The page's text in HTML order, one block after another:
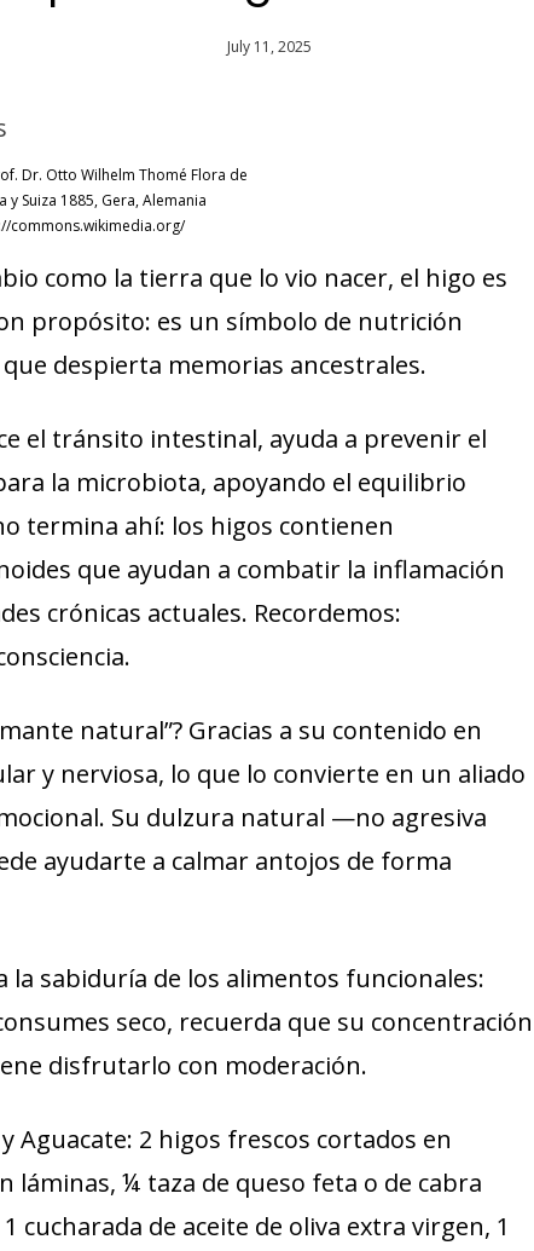
July 11, 2025
Dr. Otto Wilhelm Thomé Flora de
y Suiza 1885, Gera, Alemania
commons.wikimedia.org/
como la tierra que lo vio nacer, el higo es
propósito: es un símbolo de nutrición
despierta memorias ancestrales.
el tránsito intestinal, ayuda a prevenir el
la microbiota, apoyando el equilibrio
termina ahí: los higos contienen
que ayudan a combatir la inflamación
crónicas actuales. Recordemos:
natural”? Gracias a su contenido en
y nerviosa, lo que lo convierte en un aliado
Su dulzura natural —no agresiva
ayudarte a calmar antojos de forma
la sabiduría de los alimentos funcionales:
seco, recuerda que su concentración
disfrutarlo con moderación.
Aguacate: 2 higos frescos cortados en
láminas, ¼ taza de queso feta o de cabra
cucharada de aceite de oliva extra virgen, 1